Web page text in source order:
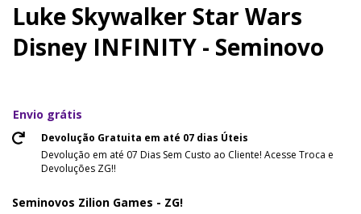
Luke Skywalker Star Wars
Disney INFINITY - Seminovo
Envio grátis
Devolução Gratuita em até 07 dias Úteis
Devolução em até 07 Dias Sem Custo ao Cliente! Acesse Troca e
Devoluções ZG!!
Seminovos Zilion Games - ZG!